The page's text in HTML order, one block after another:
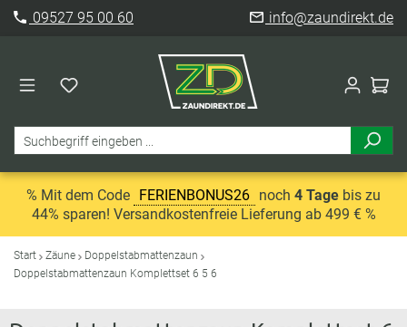
09527 95 00 60 info@zaundirekt.de
% Mit dem Code FERIENBONUS26 noch 4 Tage bis zu
44% sparen! Versandkostenfreie Lieferung ab 499 € %
Start Zäune
Doppelstabmattenzaun
Doppelstabmattenzaun Komplettset 6 5 6